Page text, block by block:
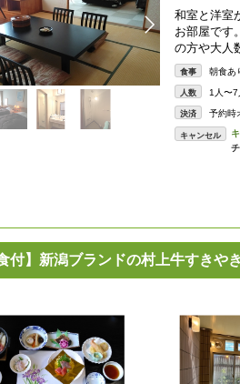
和室と洋室
お部屋です
の方や大人
食事 朝食あ
人数 1人〜
決済 予約時
キャンセル
付】新潟ブランドの村上牛すきや